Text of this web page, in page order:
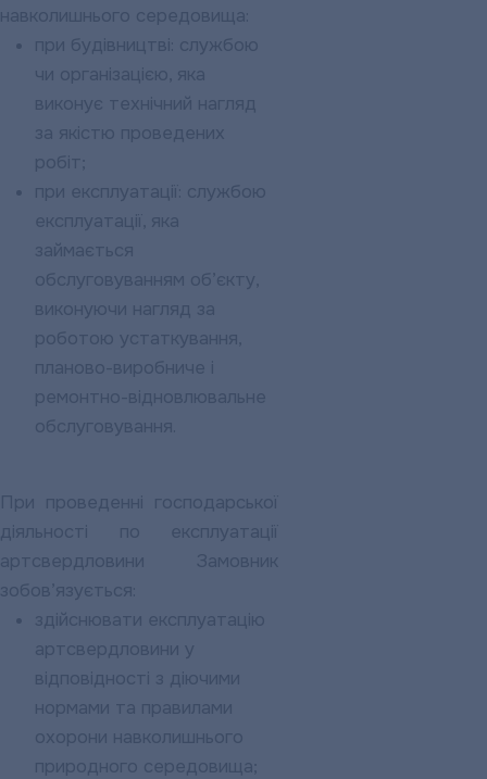
навколишнього середовища:
при будівництві: службою
чи організацією, яка
виконує технічний нагляд
за якістю проведених
робіт;
при експлуатації: службою
експлуатації, яка
займається
обслуговуванням об’єкту,
виконуючи нагляд за
роботою устаткування,
планово-виробниче і
ремонтно-відновлювальне
обслуговування.
При проведенні господарської
діяльності по експлуатації
артсвердловини Замовник
зобов’язується:
здійснювати експлуатацію
артсвердловини у
відповідності з діючими
нормами та правилами
охорони навколишнього
природного середовища;